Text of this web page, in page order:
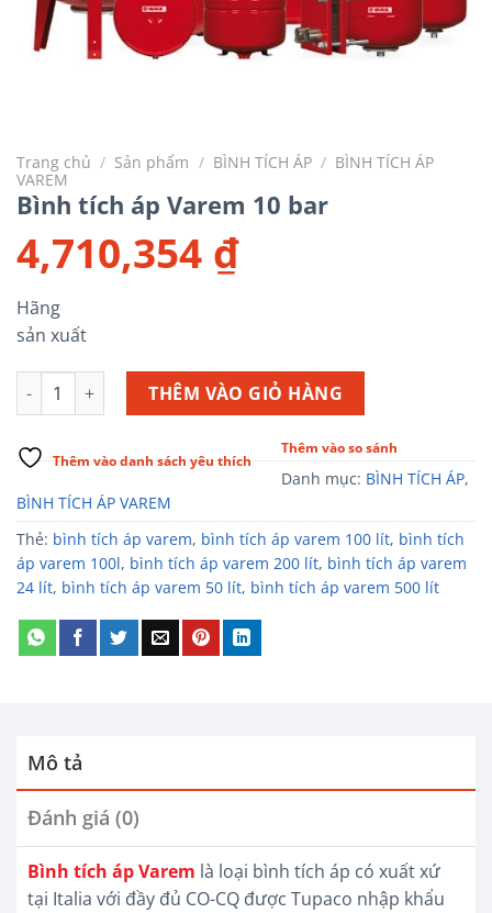
Trang chủ / Sản phẩm / BÌNH TÍCH ÁP / BÌNH TÍCH ÁP
VAREM
Bình tích áp Varem 10 bar
4,710,354 ₫
Hãng
sản xuất
Bình tích áp Varem 10 bar số lượng
THÊM VÀO GIỎ HÀNG
Thêm vào danh sách yêu thích
Thêm vào so sánh
Danh mục: BÌNH TÍCH ÁP,
BÌNH TÍCH ÁP VAREM
Thẻ: bình tích áp varem, bình tích áp varem 100 lít, bình tích
áp varem 100l, bình tích áp varem 200 lít, bình tích áp varem
24 lít, bình tích áp varem 50 lít, bình tích áp varem 500 lít
Mô tả
Đánh giá (0)
Bình tích áp Varem là loại bình tích áp có xuất xứ
tại Italia với đầy đủ CO-CQ được Tupaco nhập khẩu